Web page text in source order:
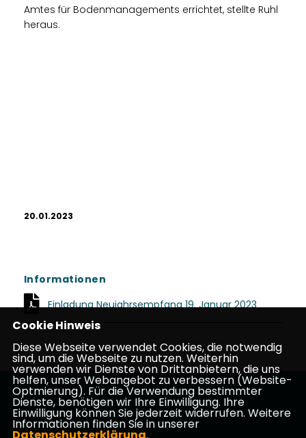
Amtes für Bodenmanagements errichtet, stellte Ruhl
heraus.
20.01.2023
Informationen
Einladung Neujahrsempfang 19. Januar 2023
CDU Lauterbach
Cookie Hinweis
Diese Webseite verwendet Cookies, die notwendig
sind, um die Webseite zu nutzen. Weiterhin
verwenden wir Dienste von Drittanbietern, die uns
helfen, unser Webangebot zu verbessern (Website-
Optmierung). Für die Verwendung bestimmter
Dienste, benötigen wir Ihre Einwilligung. Ihre
Einwilligung können Sie jederzeit widerrufen. Weitere
Informationen finden Sie in unserer